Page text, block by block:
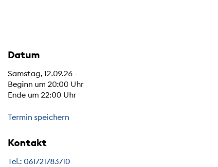
Datum
Samstag, 12.09.26 -
Beginn um 20:00 Uhr
Ende um 22:00 Uhr
Termin speichern
Kontakt
Tel.: 061721783710